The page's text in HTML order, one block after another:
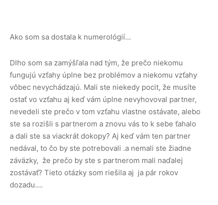
Ako som sa dostala k numerológií…
Dlho som sa zamýšľala nad tým, že prečo niekomu
fungujú vzťahy úplne bez problémov a niekomu vzťahy
vôbec nevychádzajú. Mali ste niekedy pocit, že musíte
ostať vo vzťahu aj keď vám úplne nevyhovoval partner,
nevedeli ste prečo v tom vzťahu vlastne ostávate, alebo
ste sa rozišli s partnerom a znovu vás to k sebe ťahalo
a dali ste sa viackrát dokopy? Aj keď vám ten partner
nedával, to čo by ste potrebovali .a nemali ste žiadne
záväzky, že prečo by ste s partnerom mali naďalej
zostávať? Tieto otázky som riešila aj ja pár rokov
dozadu….